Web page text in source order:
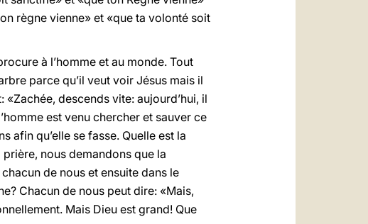
règne vienne» et «que ta volonté soit
à l’homme et au monde. Tout
parce qu’il veut voir Jésus mais il
«Zachée, descends vite: aujourd’hui, il
est venu chercher et sauver ce
afin qu’elle se fasse. Quelle est la
nous demandons que la
de nous et ensuite dans le
Chacun de nous peut dire: «Mais,
Mais Dieu est grand! Que